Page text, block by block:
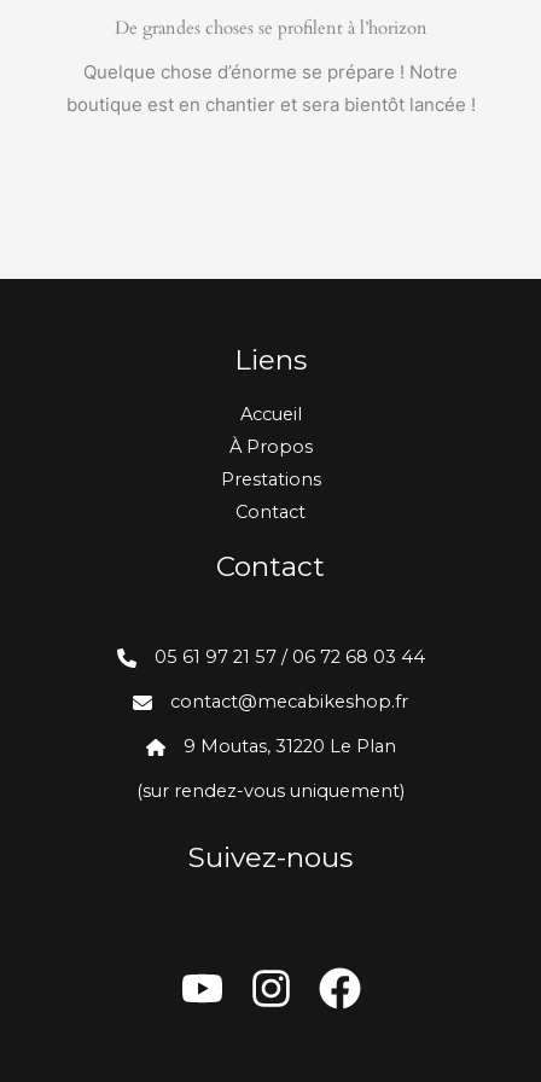
De grandes choses se profilent à l’horizon
Quelque chose d’énorme se prépare ! Notre
boutique est en chantier et sera bientôt lancée !
Liens
Accueil
À Propos
Prestations
Contact
Contact
05 61 97 21 57 / 06 72 68 03 44
contact@mecabikeshop.fr
9 Moutas, 31220 Le Plan
(sur rendez-vous uniquement)
Suivez-nous